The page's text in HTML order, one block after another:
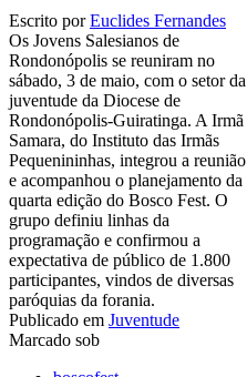
Escrito porEuclides Fernandes
Os Jovens Salesianos de
Rondonópolis se reuniram no
sábado, 3 de maio, com o setor da
juventude da Diocese de
Rondonópolis-Guiratinga. A Irmã
Samara, do Instituto das Irmãs
Pequenininhas, integrou a reunião
e acompanhou o planejamento da
quarta edição do Bosco Fest. O
grupo definiu linhas da
programação e confirmou a
expectativa de público de 1.800
participantes, vindos de diversas
paróquias da forania.
Publicado em Juventude
Marcado sob